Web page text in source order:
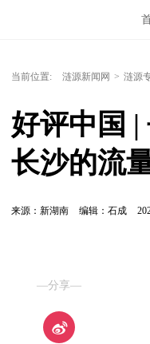
当前位置: 涟源新闻网 > 涟源
好评中国
长沙的流
来源：新湖南 编辑：石成
—分享—